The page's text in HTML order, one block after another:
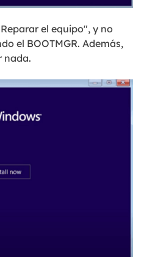
el equipo", y no
el BOOTMGR. Además,
nada.